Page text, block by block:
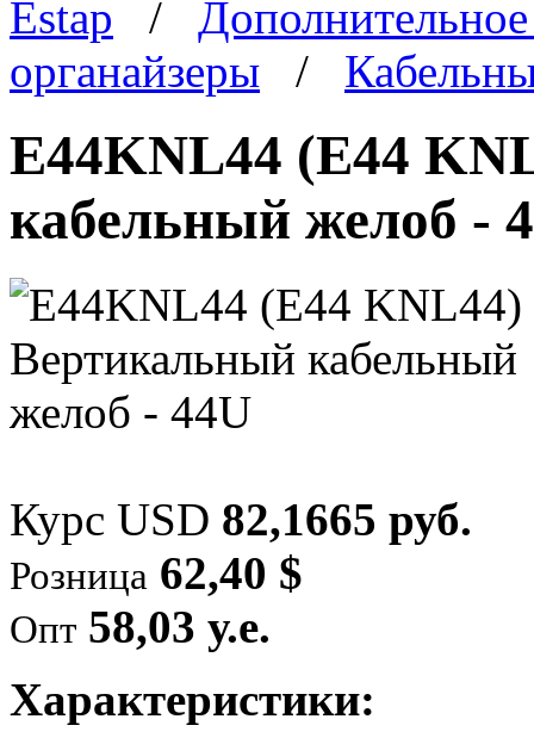
Estap /
органайзеры /
E44KNL44 (E44
кабельный желоб -
Курс USD 82,1665 руб.
Розница 62,40 $
Опт 58,03 у.е.
Характеристики: